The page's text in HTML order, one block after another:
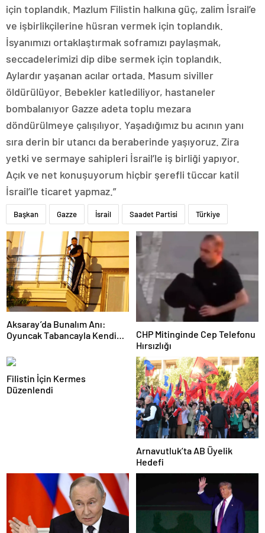
için toplandık. Mazlum Filistin halkına güç, zalim İsrail’e
ve işbirlikçilerine hüsran vermek için toplandık.
İsyanımızı ortaklaştırmak soframızı paylaşmak,
seccadelerimizi dip dibe sermek için toplandık.
Aylardır yaşanan acılar ortada. Masum siviller
öldürülüyor. Bebekler katlediliyor, hastaneler
bombalanıyor Gazze adeta toplu mezara
döndürülmeye çalışılıyor. Yaşadığımız bu acının yanı
sıra derin bir utancı da beraberinde yaşıyoruz. Zira
yetki ve sermaye sahipleri İsrail’le iş birliği yapıyor.
Açık ve net konuşuyorum hiçbir şerefli tüccar katil
İsrail’le ticaret yapmaz.”
Başkan Gazze İsrail Saadet Partisi Türkiye
Aksaray’da Bunalım Anı:
Oyuncak Tabancayla Kendine
CHP Mitinginde Cep Telefonu
Hırsızlığı
Filistin İçin Kermes
Düzenlendi
Arnavutluk’ta AB Üyelik
Hedefi